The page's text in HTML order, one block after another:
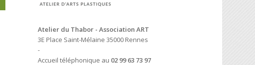
Atelier du Thabor - Association ART
3E Place Saint-Mélaine 35000 Rennes
-
Accueil téléphonique au 02 99 63 73 97